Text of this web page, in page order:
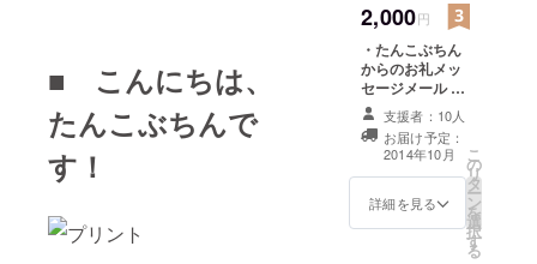
■ こんにちは、
たんこぶちんで
す！
クラブイベ
ント開催
「たんこぶ
ちゃんいつ
も39！〜3年
間のありが
とうを9゛っ
と詰め込ん
だファン
2,000円
・たんこぶちん
からのお礼メッ
セージメール ・
パトロン限定活
動報告 ・「公式
ガイドブック」
1冊 ・オフ
ショット生写真2
枚 ※全10種類
の中から2枚お届
支援者：10人
お届け予定：
2014年10月
詳細を見る
こ
の
リ
タ
ー
ン
を
選
択
す
る